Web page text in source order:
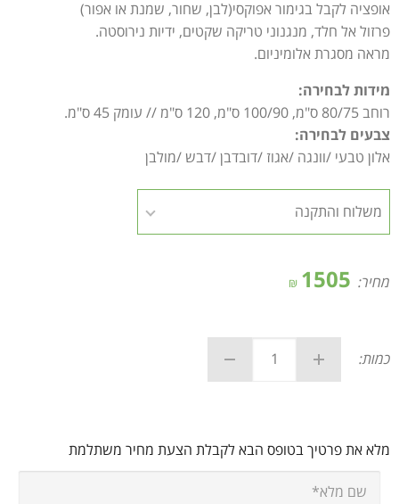
אופציה לקבל בגימור אפוקסי(לבן, שחור, שמנת או אפור)
פרזול אל חלד, מנגנוני טריקה שקטים, ידיות נירוסטה.
מראה מסגרת אלומיניום.
מידות לבחירה:
רוחב 80/75 ס"מ, 100/90 ס"מ, 120 ס"מ // עומק 45 ס"מ.
צבעים לבחירה:
אלון טבעי /וונגה /אגוז /דובדבן /דבש /מולבן
מחיר: 1505
₪
כמות:
מלא את פרטיך בטופס הבא לקבלת הצעת מחיר משתלמת